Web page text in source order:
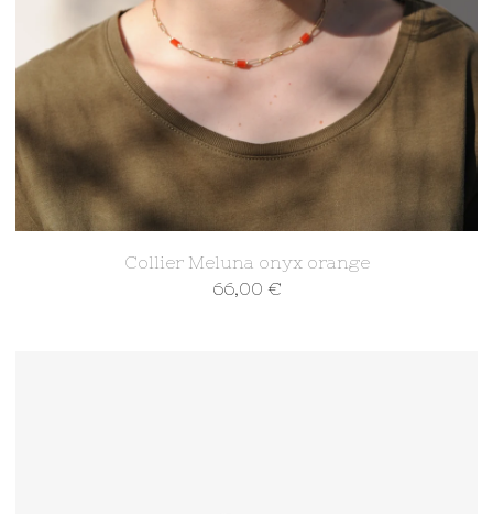
Collier Meluna onyx orange
66,00 €